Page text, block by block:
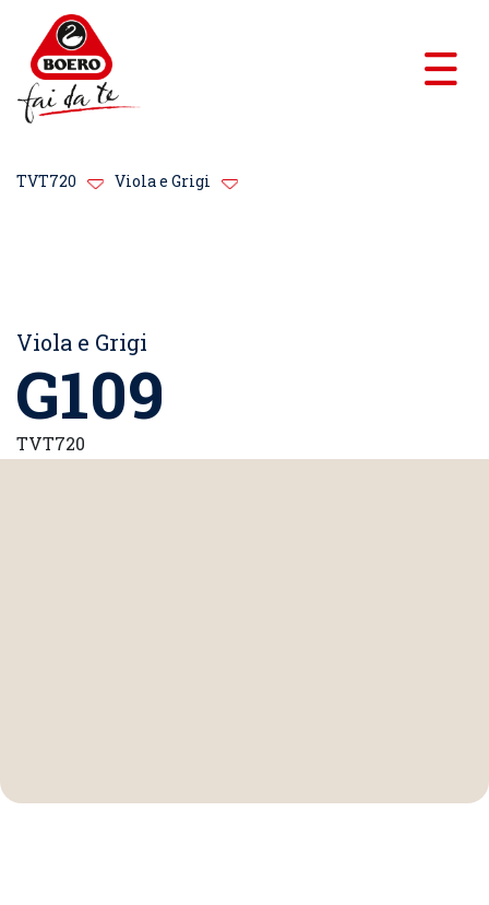
TVT720 Viola e Grigi
Viola e Grigi
G109
TVT720